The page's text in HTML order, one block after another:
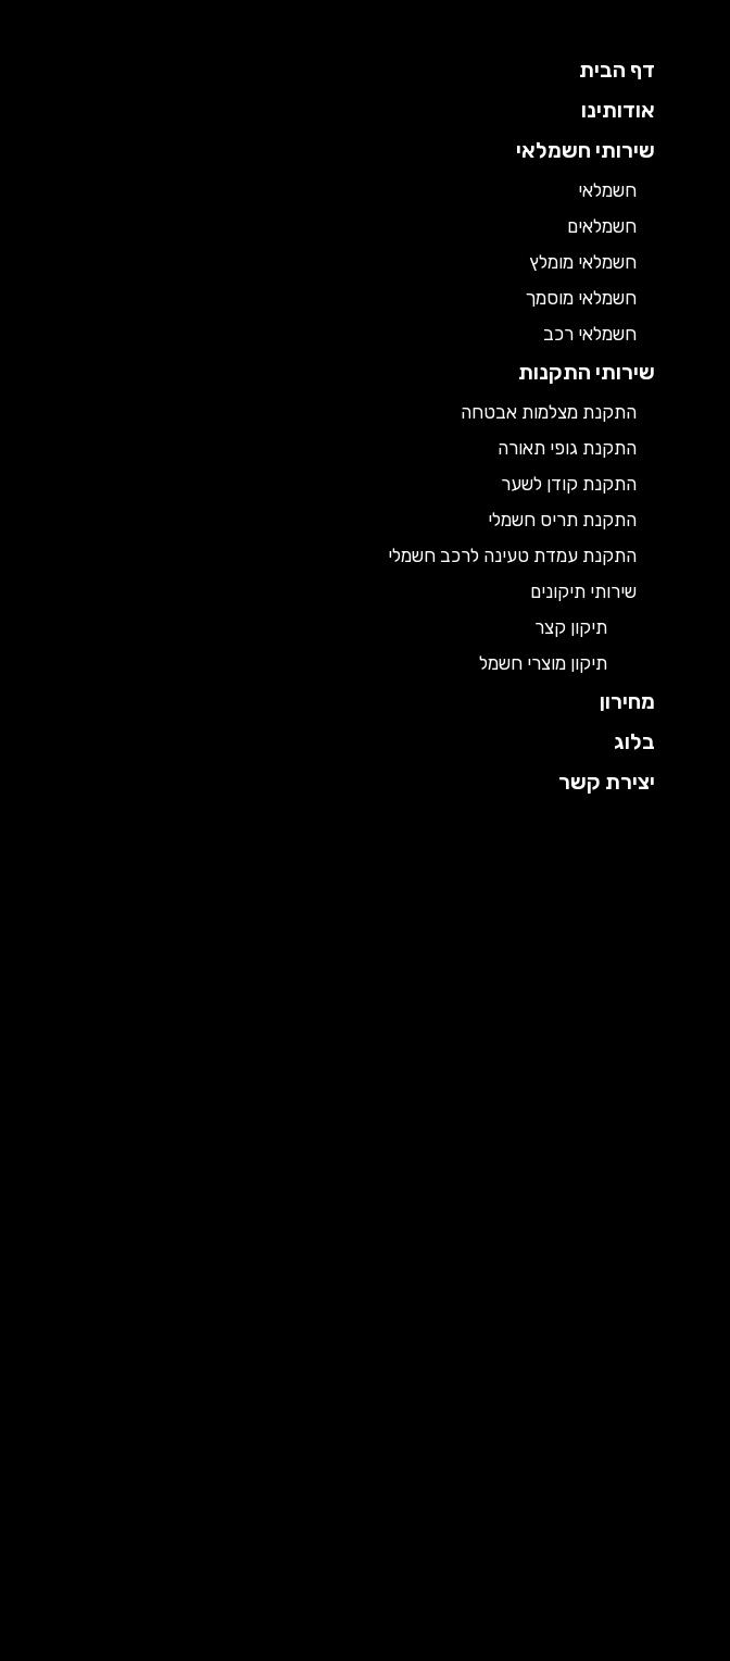
דף הבית
אודותינו
שירותי חשמלאי
חשמלאי
חשמלאים
חשמלאי מומלץ
חשמלאי מוסמך
חשמלאי רכב
שירותי התקנות
התקנת מצלמות אבטחה
התקנת גופי תאורה
התקנת קודן לשער
התקנת תריס חשמלי
התקנת עמדת טעינה לרכב חשמלי
שירותי תיקונים
תיקון קצר
תיקון מוצרי חשמל
מחירון
בלוג
יצירת קשר